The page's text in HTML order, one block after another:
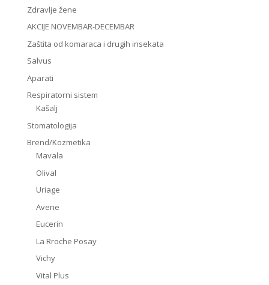
Zdravlje žene
AKCIJE NOVEMBAR-DECEMBAR
Zaštita od komaraca i drugih insekata
Salvus
Aparati
Respiratorni sistem
Kašalj
Stomatologija
Brend/Kozmetika
Mavala
Olival
Uriage
Avene
Eucerin
La Rroche Posay
Vichy
Vital Plus